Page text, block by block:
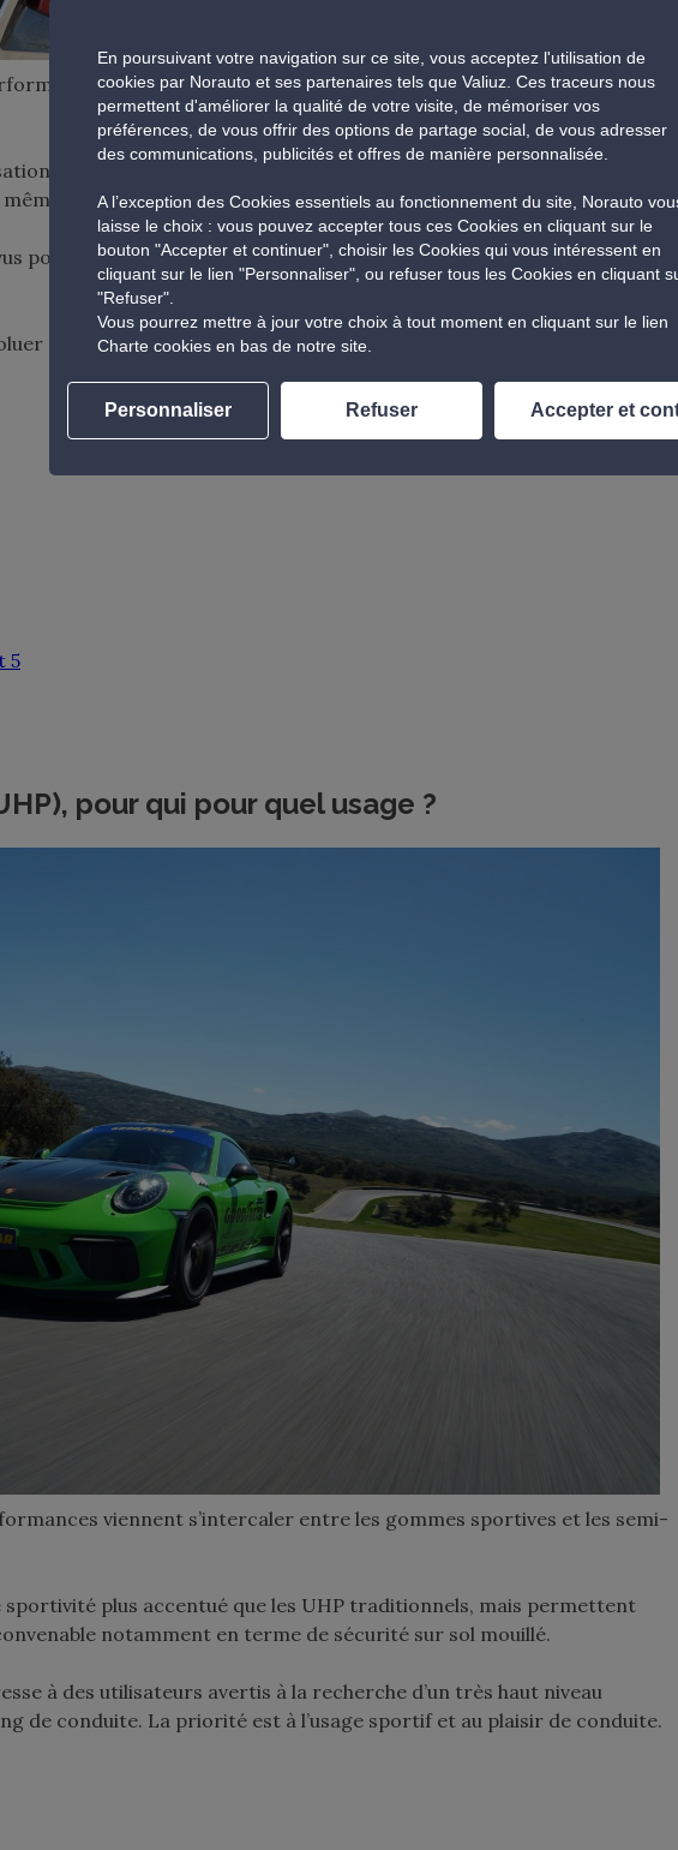
sont les pneus les plus polyvalents et adaptés à un usage dit
de tous les jours avec tout cela implique en terme de sécurité sur
de longévité.
pour des véhicules sportifs, mais aussi pour des berlines chaussées de
sur circuit, mais ce n’est pas leur terrain de prédilection.
5
pour qui pour quel usage ?
viennent s’intercaler entre les gommes sportives et les semi-
sportivité plus accentué que les UHP traditionnels, mais permettent
notamment en terme de sécurité sur sol mouillé.
à des utilisateurs avertis à la recherche d’un très haut niveau
de conduite. La priorité est à l’usage sportif et au plaisir de conduite.
En poursuivant votre navigation sur ce site, vous acceptez l'utilisation de
cookies par Norauto et ses partenaires tels que Valiuz. Ces traceurs nous
permettent d'améliorer la qualité de votre visite, de mémoriser vos
préférences, de vous offrir des options de partage social, de vous adresser
des communications, publicités et offres de manière personnalisée.
A l’exception des Cookies essentiels au fonctionnement du site, Norauto
laisse le choix : vous pouvez accepter tous ces Cookies en cliquant sur le
bouton "Accepter et continuer", choisir les Cookies qui vous intéressent en
cliquant sur le lien "Personnaliser", ou refuser tous les Cookies en cliquant
"Refuser".
Vous pourrez mettre à jour votre choix à tout moment en cliquant sur le lien
Charte cookies en bas de notre site.
Personnaliser Refuser Accepter et